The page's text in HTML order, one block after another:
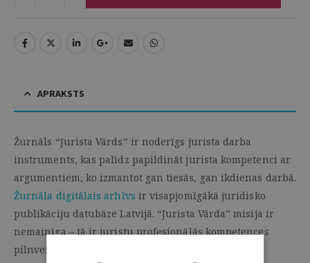
APRAKSTS
Žurnāls “Jurista Vārds” ir noderīgs jurista darba
instruments, kas palīdz papildināt jurista kompetenci ar
argumentiem, ko izmantot gan tiesās, gan ikdienas darbā.
Žurnāla digitālais arhīvs ir visapjomīgākā juridisko
publikāciju datubāze Latvijā. “Jurista Vārda” misija ir
nemainīga – tā ir juristu profesionālās kompetences
pilnveide.